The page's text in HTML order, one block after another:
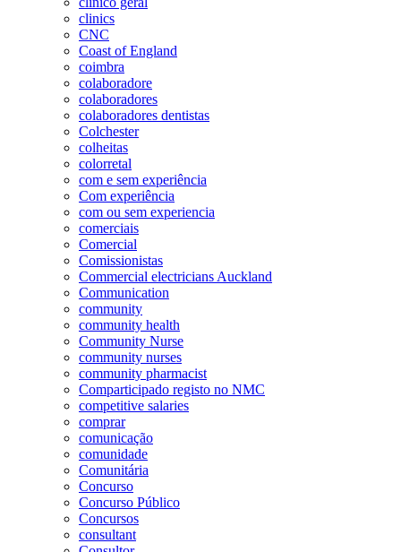
clinics
CNC
Coast of England
coimbra
colaboradore
colaboradores
colaboradores dentistas
Colchester
colheitas
colorretal
com e sem experiência
Com experiência
com ou sem experiencia
comerciais
Comercial
Comissionistas
Commercial electricians Auckland
Communication
community
community health
Community Nurse
community nurses
community pharmacist
Comparticipado registo no NMC
competitive salaries
comprar
comunicação
comunidade
Comunitária
Concurso
Concurso Público
Concursos
consultant